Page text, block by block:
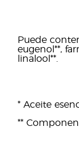
Puede
eugenol**,
linalool**.
* Aceite
**